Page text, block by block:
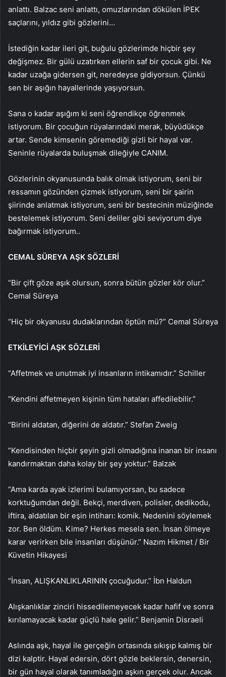
anlattı. Balzac seni anlattı, omuzlarından dökülen İPEK
saçlarını, yıldız gibi gözlerini…
İstediğin kadar ileri git, buğulu gözlerimde hiçbir şey
değişmez. Bir gülü uzatırken ellerin saf bir çocuk gibi. Ne
kadar uzağa gidersen git, neredeyse gidiyorsun. Çünkü
sen bir aşığın hayallerinde yaşıyorsun.
Sana o kadar aşığım ki seni öğrendikçe öğrenmek
istiyorum. Bir çocuğun rüyalarındaki merak, büyüdükçe
artar. Sende kimsenin göremediği gizli bir hayal var.
Seninle rüyalarda buluşmak dileğiyle CANIM.
Gözlerinin okyanusunda balık olmak istiyorum, seni bir
ressamın gözünden çizmek istiyorum, seni bir şairin
şiirinde anlatmak istiyorum, seni bir bestecinin müziğinde
bestelemek istiyorum. Seni deliler gibi seviyorum diye
bağırmak istiyorum..
CEMAL SÜREYA AŞK SÖZLERİ
“Bir çift göze aşık olursun, sonra bütün gözler kör olur.”
Cemal Süreya
“Hiç bir okyanusu dudaklarından öptün mü?” Cemal Süreya
ETKİLEYİCİ AŞK SÖZLERİ
“Affetmek ve unutmak iyi insanların intikamıdır.” Schiller
“Kendini affetmeyen kişinin tüm hataları affedilebilir.”
“Birini aldatan, diğerini de aldatır.” Stefan Zweig
“Kendisinden hiçbir şeyin gizli olmadığına inanan bir insanı
kandırmaktan daha kolay bir şey yoktur.” Balzak
“Ama karda ayak izlerimi bulamıyorsan, bu sadece
korktuğumdan değil. Bekçi, merdiven, polisler, dedikodu,
iftira, aldatılan bir eşin intiharı: komik. Nedenini söylemek
zor. Ben öldüm. Kime? Herkes mesela sen. İnsan ölmeye
karar verirken bile insanları düşünür.” Nazım Hikmet / Bir
Küvetin Hikayesi
“İnsan, ALIŞKANLIKLARININ çocuğudur.” İbn Haldun
Alışkanlıklar zinciri hissedilemeyecek kadar hafif ve sonra
kırılamayacak kadar güçlü hale gelir.” Benjamin Disraeli
Aslında aşk, hayal ile gerçeğin ortasında sıkışıp kalmış bir
dizi kalptir. Hayal edersin, dört gözle beklersin, denersin,
bir gün hayal olarak tanımladığın aşkın gerçek olur. Ancak